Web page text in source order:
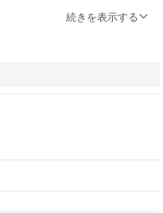
れがある状態です。
る等の対応を取らせていただき
ト等からお教え頂けると嬉しい
続きを表示する